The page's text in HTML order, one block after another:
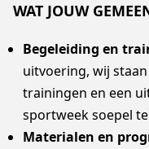
WAT JOUW
Begeleiding en
uitvoering, wij
trainingen en een
sportweek soepel
Materialen en